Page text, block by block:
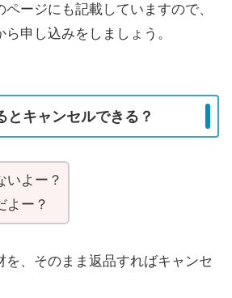
ージにも記載していますので、
申し込みをしましょう。
とキャンセルできる？
いよー？
よー？
を、そのまま返品すればキャンセ